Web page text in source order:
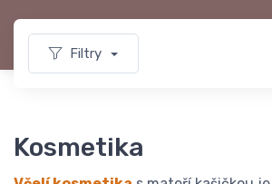
Filtry
Kosmetika